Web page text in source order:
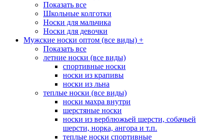
Показать все
Школьные колготки
Носки для мальчика
Носки для девочки
Мужские носки оптом (все виды) +
Показать все
летние носки (все виды)
спортивные носки
носки из крапивы
носки из льна
теплые носки (все виды)
носки махра внутри
шерстяные носки
носки из верблюжьей шерсти, собачьей
шерсти, норка, ангора и т.п.
теплые носки спортивные